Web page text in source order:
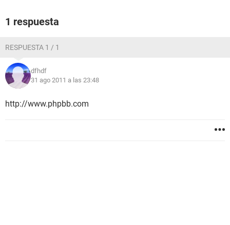
1 respuesta
RESPUESTA 1 / 1
dfhdf
31 ago 2011 a las 23:48
http://www.phpbb.com